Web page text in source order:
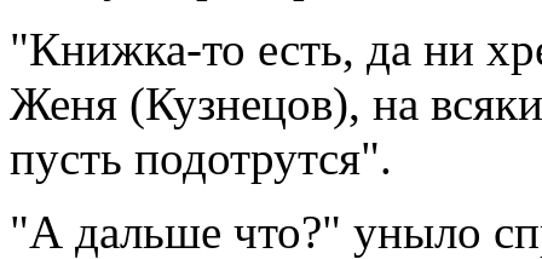
"Книжка-то есть, да ни
Женя (Кузнецов), на
пусть подотрутся".
"А дальше что?" уныло